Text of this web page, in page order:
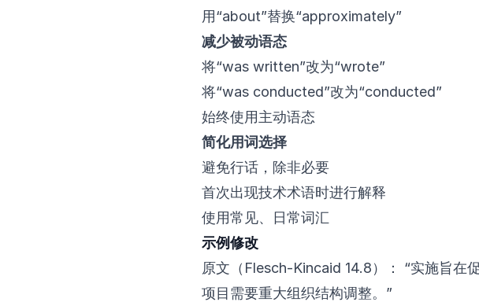
用“about”替换“approximately”
减少被动语态
将“was written”改为“wrote”
将“was conducted”改为“conducted”
始终使用主动语态
简化用词选择
避免行话，除非必要
首次出现技术术语时进行解释
使用常见、日常词汇
示例修改
原文（Flesch-Kincaid 14.8）： “实施旨在
项目需要重大组织结构调整。”